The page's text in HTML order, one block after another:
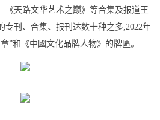
《天路文华艺术之巅》等合集及报道王
专刊、合集、报刊达数十种之多,2022年
”和《中國文化品牌人物》的牌匾。